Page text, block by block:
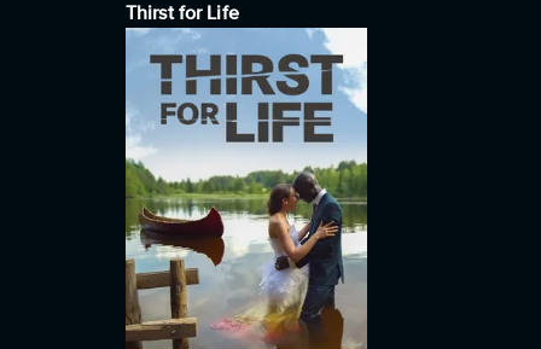
Thirst for Life